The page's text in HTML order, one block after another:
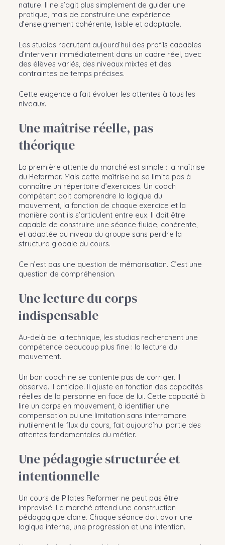
nature. Il ne s’agit plus simplement de guider une
pratique, mais de construire une expérience
d’enseignement cohérente, lisible et adaptable.
Les studios recrutent aujourd’hui des profils capables
d’intervenir immédiatement dans un cadre réel, avec
des élèves variés, des niveaux mixtes et des
contraintes de temps précises.
Cette exigence a fait évoluer les attentes à tous les
niveaux.
Une maîtrise réelle, pas
théorique
La première attente du marché est simple : la maîtrise
du Reformer. Mais cette maîtrise ne se limite pas à
connaître un répertoire d’exercices. Un coach
compétent doit comprendre la logique du
mouvement, la fonction de chaque exercice et la
manière dont ils s’articulent entre eux. Il doit être
capable de construire une séance fluide, cohérente,
et adaptée au niveau du groupe sans perdre la
structure globale du cours.
Ce n’est pas une question de mémorisation. C’est une
question de compréhension.
Une lecture du corps
indispensable
Au-delà de la technique, les studios recherchent une
compétence beaucoup plus fine : la lecture du
mouvement.
Un bon coach ne se contente pas de corriger. Il
observe. Il anticipe. Il ajuste en fonction des capacités
réelles de la personne en face de lui. Cette capacité à
lire un corps en mouvement, à identifier une
compensation ou une limitation sans interrompre
inutilement le flux du cours, fait aujourd’hui partie des
attentes fondamentales du métier.
Une pédagogie structurée et
intentionnelle
Un cours de Pilates Reformer ne peut pas être
improvisé. Le marché attend une construction
pédagogique claire. Chaque séance doit avoir une
logique interne, une progression et une intention.